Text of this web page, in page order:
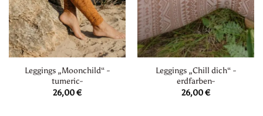
Leggings „Moonchild“ -
tumeric-
26,00€
Leggings „Chill dich“ -
erdfarben-
26,00€